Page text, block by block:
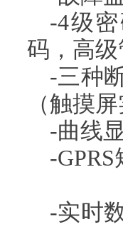
-4级
码，高
-三种
（触摸屏
-曲线
-
-实时